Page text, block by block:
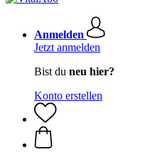
Anmelden
Jetzt anmelden
Bist du neu hier?
Konto erstellen